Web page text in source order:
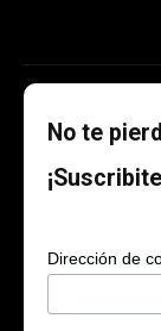
No te
Dirección de